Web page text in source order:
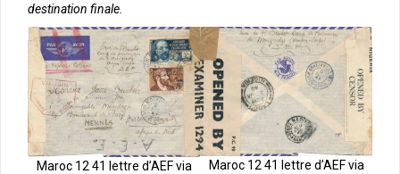
destination finale.
Maroc 12 41 lettre d’AEF via Maroc 12 41 lettre d’AEF via